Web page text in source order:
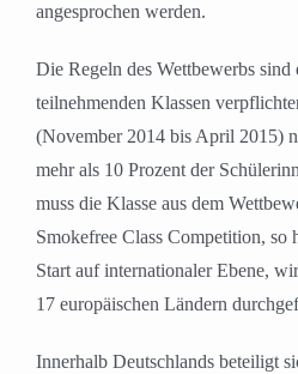
angesprochen werden.
Die Regeln des Wettbewerbs
teilnehmenden Klassen
(November 2014 bis April 2015)
mehr als 10 Prozent der
muss die Klasse aus dem
Smokefree Class Competition, so
Start auf internationaler Ebene,
17 europäischen Ländern
Innerhalb Deutschlands beteiligt